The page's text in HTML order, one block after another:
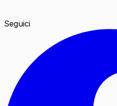
Seguici